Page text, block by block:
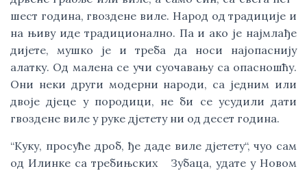
шест година, гвоздене виле. Народ од традиције и
на њиву иде традиционално. Па и ако је најмлађе
дијете, мушко је и треба да носи најопаснију
алатку. Од малена се учи суочавању са опасношћу.
Они неки други модерни народи, са једним или
двоје дјеце у породици, не би се усудили дати
гвоздене виле у руке дјетету ни од десет година.
“Куку, просуће дроб, ђе даде виле дјетету“, чуо сам
од Илинке са требињских Зубаца, удате у Новом